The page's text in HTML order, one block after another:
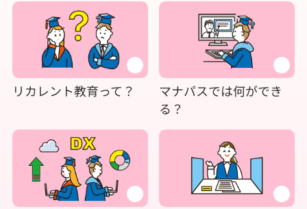
リカレント教育って？
マナパスでは何ができ
る？